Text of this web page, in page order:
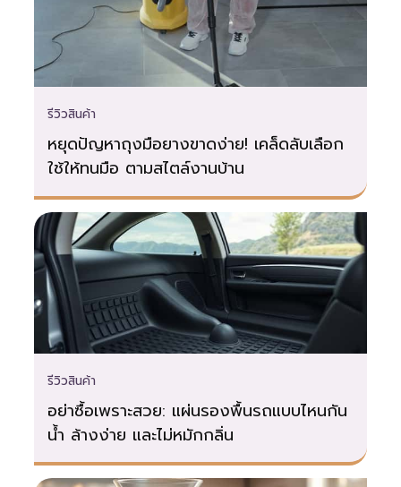
ขณะจอดรถได้หากไม่มีฟังก์ชันพิเศษ หรือ
ต้องเดินสายไฟเพิ่มเติม กล้องติดรถยนต์
ที่มีฟังก์ชัน Parking Mode กล้องประเภท
นี้บันทึกเหตุการณ์ขณะจอดรถ ใช้พลังงาน
จากแบตเตอรี่รถยนต์โดยตรงผ่าน
Hardwire Kit ที่คอยมอนิเตอร์ไฟ
แบตเตอรี่ไม่ให้หมด ฟังก์ชันนี้เหมาะสำหรับ
กังวลเรื่องการถูกชนแล้วหนี หรือมีคนมา
ขูดขีดรถขณะจอด การติดตั้งซับซ้อนกว่า
แต่ให้ความอุ่นใจมากกว่า เตรียมอุปกรณ์ให้
พร้อมก่อนติดตั้ง การเตรียมอุปกรณ์ให้
ครบและถูกต้องคือครึ่งหนึ่งของความ
สำเร็จ เพื่อป้องกันความหงุดหงิดและความ
เสียหายต่อรถ กล้องติดรถยนต์:…
รีวิวสินค้า
หยุดปัญหาถุงมือยางขาดง่าย! เคล็ดลับเลือก
ใช้ให้ทนมือ ตามสไตล์งานบ้าน
รีวิวสินค้า
อย่าซื้อเพราะสวย: แผ่นรองพื้นรถแบบไหนกัน
น้ำ ล้างง่าย และไม่หมักกลิ่น